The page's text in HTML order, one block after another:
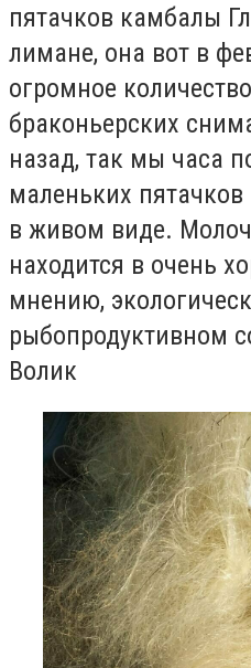
пятачков камбалы
лимане, она вот в
огромное
браконьерских
назад, так мы часа
маленьких
в живом виде.
находится в очень
мнению,
рыбопродуктивном
Волик